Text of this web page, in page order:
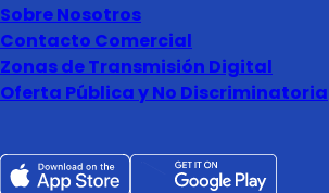
Sobre Nosotros
Contacto Comercial
Zonas de Transmisión Digital
Oferta Pública y No Discriminatoria